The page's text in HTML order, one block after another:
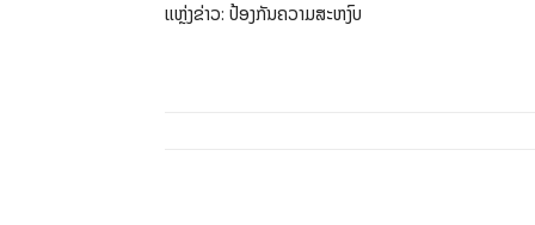
ແຫຼ່ງຂ່າວ: ປ້ອງກັນຄວາມສະຫງົບ